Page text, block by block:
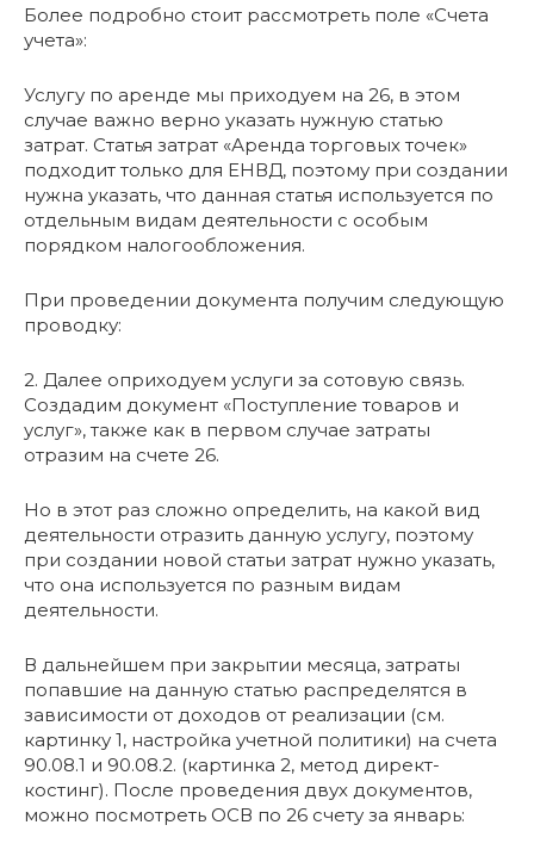
Более подробно стоит рассмотреть поле «Счета
учета»:
Услугу по аренде мы приходуем на 26, в этом
случае важно верно указать нужную статью
затрат. Статья затрат «Аренда торговых точек»
подходит только для ЕНВД, поэтому при создании
нужна указать, что данная статья используется по
отдельным видам деятельности с особым
порядком налогообложения.
При проведении документа получим следующую
проводку:
2. Далее оприходуем услуги за сотовую связь.
Создадим документ «Поступление товаров и
услуг», также как в первом случае затраты
отразим на счете 26.
Но в этот раз сложно определить, на какой вид
деятельности отразить данную услугу, поэтому
при создании новой статьи затрат нужно указать,
что она используется по разным видам
деятельности.
В дальнейшем при закрытии месяца, затраты
попавшие на данную статью распределятся в
зависимости от доходов от реализации (см.
картинку 1, настройка учетной политики) на счета
90.08.1 и 90.08.2. (картинка 2, метод директ-
костинг). После проведения двух документов,
можно посмотреть ОСВ по 26 счету за январь: